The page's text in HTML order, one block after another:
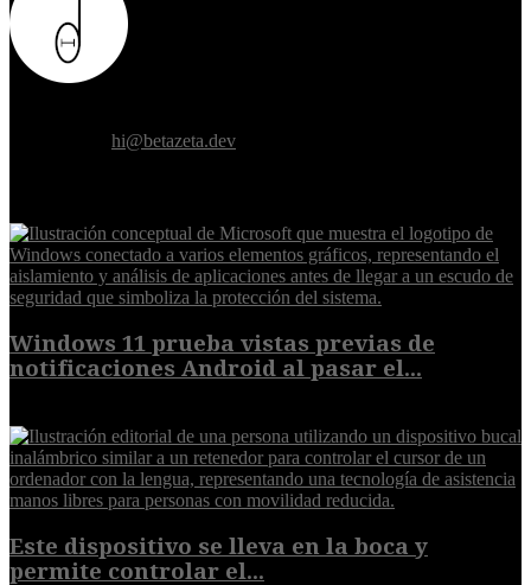
hi@betazeta.dev
Windows 11 prueba vistas previas de
notificaciones Android al pasar el...
Este dispositivo se lleva en la boca y
permite controlar el...